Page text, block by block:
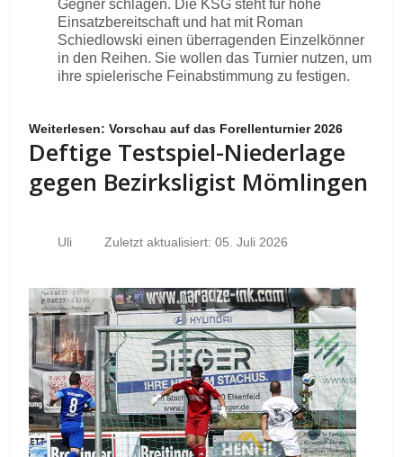
Gegner schlagen. Die KSG steht für hohe
Einsatzbereitschaft und hat mit Roman
Schiedlowski einen überragenden Einzelkönner
in den Reihen. Sie wollen das Turnier nutzen, um
ihre spielerische Feinabstimmung zu festigen.
Weiterlesen: Vorschau auf das Forellenturnier 2026
Deftige Testspiel-Niederlage
gegen Bezirksligist Mömlingen
Uli Zuletzt aktualisiert: 05. Juli 2026